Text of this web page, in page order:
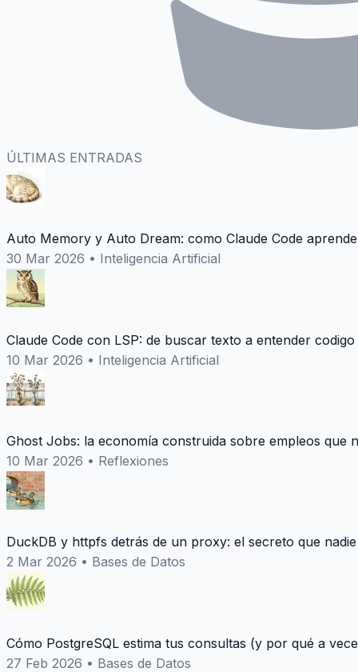
ÚLTIMAS ENTRADAS
Auto Memory y Auto Dream: como Claude Code
30 Mar 2026 • Inteligencia Artificial
Claude Code con LSP: de buscar texto a entender codigo
10 Mar 2026 • Inteligencia Artificial
Ghost Jobs: la economía construida sobre empleos que
10 Mar 2026 • Reflexiones
DuckDB y httpfs detrás de un proxy: el secreto que
2 Mar 2026 • Bases de Datos
Cómo PostgreSQL estima tus consultas (y por qué a
27 Feb 2026 • Bases de Datos